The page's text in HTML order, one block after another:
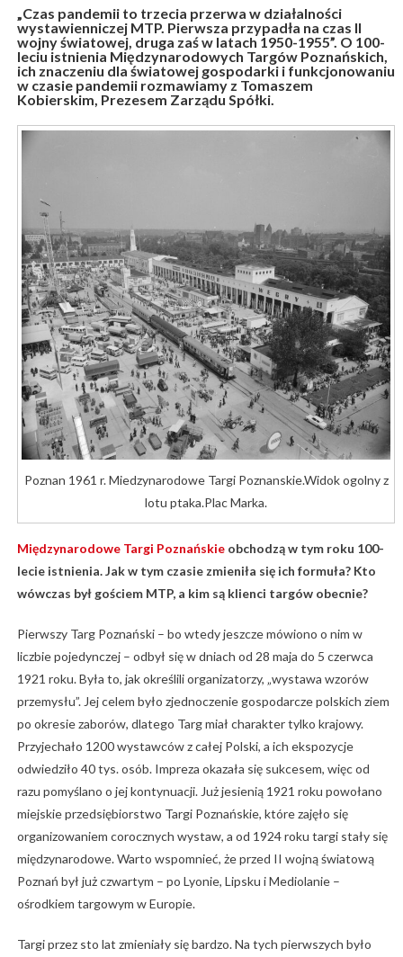
„Czas pandemii to trzecia przerwa w działalności
wystawienniczej MTP. Pierwsza przypadła na czas II
wojny światowej, druga zaś w latach 1950-1955”. O 100-
leciu istnienia Międzynarodowych Targów Poznańskich,
ich znaczeniu dla światowej gospodarki i funkcjonowaniu
w czasie pandemii rozmawiamy z Tomaszem
Kobierskim, Prezesem Zarządu Spółki.
Poznan 1961 r. Miedzynarodowe Targi Poznanskie.Widok ogolny z
lotu ptaka.Plac Marka.
Międzynarodowe Targi Poznańskieobchodzą w tym roku 100-
lecie istnienia. Jak w tym czasie zmieniła się ich formuła? Kto
wówczas był gościem MTP, a kim są klienci targów obecnie?
Pierwszy Targ Poznański – bo wtedy jeszcze mówiono o nim w
liczbie pojedynczej – odbył się w dniach od 28 maja do 5 czerwca
1921 roku. Była to, jak określili organizatorzy, „wystawa wzorów
przemysłu”. Jej celem było zjednoczenie gospodarcze polskich ziem
po okresie zaborów, dlatego Targ miał charakter tylko krajowy.
Przyjechało 1200 wystawców z całej Polski, a ich ekspozycje
odwiedziło 40 tys. osób. Impreza okazała się sukcesem, więc od
razu pomyślano o jej kontynuacji. Już jesienią 1921 roku powołano
miejskie przedsiębiorstwo Targi Poznańskie, które zajęło się
organizowaniem corocznych wystaw, a od 1924 roku targi stały się
międzynarodowe. Warto wspomnieć, że przed II wojną światową
Poznań był już czwartym – po Lyonie, Lipsku i Mediolanie –
ośrodkiem targowym w Europie.
Targi przez sto lat zmieniały się bardzo. Na tych pierwszych było